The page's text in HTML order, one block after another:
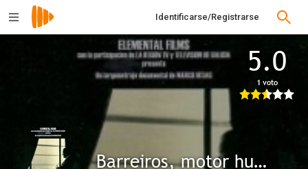
Identificarse/Registrarse
5.0
1 voto
Barreiros, motor humano